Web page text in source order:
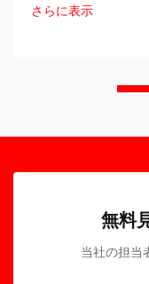
さらに表示
無料
当社の担当